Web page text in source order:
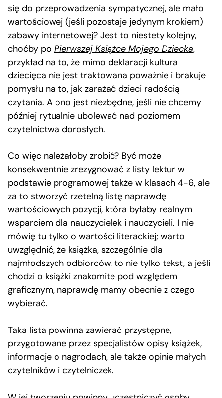
się do przeprowadzenia sympatycznej, ale mało
wartościowej (jeśli pozostaje jedynym krokiem)
zabawy internetowej? Jest to niestety kolejny,
choćby po Pierwszej Książce Mojego Dziecka,
przykład na to, że mimo deklaracji kultura
dziecięca nie jest traktowana poważnie i brakuje
pomysłu na to, jak zarażać dzieci radością
czytania. A ono jest niezbędne, jeśli nie chcemy
później rytualnie ubolewać nad poziomem
czytelnictwa dorosłych.
Co więc należałoby zrobić? Być może
konsekwentnie zrezygnować z listy lektur w
podstawie programowej także w klasach 4-6, ale
za to stworzyć rzetelną listę naprawdę
wartościowych pozycji, która byłaby realnym
wsparciem dla nauczycielek i nauczycieli. I nie
mówię tu tylko o wartości literackiej; warto
uwzględnić, że książka, szczególnie dla
najmłodszych odbiorców, to nie tylko tekst, a jeśli
chodzi o książki znakomite pod względem
graficznym, naprawdę mamy obecnie z czego
wybierać.
Taka lista powinna zawierać przystępne,
przygotowane przez specjalistów opisy książek,
informacje o nagrodach, ale także opinie małych
czytelników i czytelniczek.